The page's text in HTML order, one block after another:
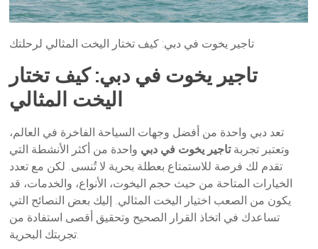
تاجير يخوت في دبي: كيف تختار اليخت المثالي لرحلتك
تاجير يخوت في دبي: كيف تختار
اليخت المثالي
تعد دبي واحدة من أفضل وجهات السياحة الفاخرة في العالم،
وتعتبر تجربةتاجير يخوت في دبي واحدة من أكثر الأنشطة التي
تقدم لك فرصة للاستمتاع بعطلة بحرية لا تُنسى. لكن مع تعدد
الخيارات المتاحة من حيث حجم اليخوت، الأنواع، والخدمات، قد
يكون من الصعب اختيار اليخت المثالي. إليك بعض النصائح التي
تساعدك في اتخاذ القرار الصحيح وتحقيق أقصى استفادة من
تجربتك البحرية.